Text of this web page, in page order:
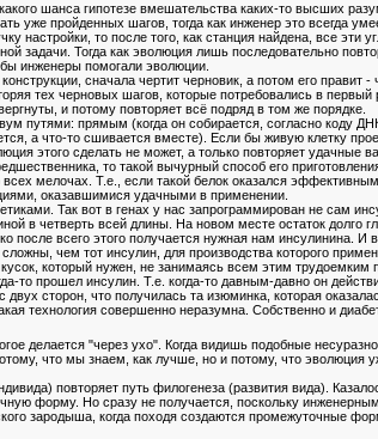
шанса гипотезе вмешательства каких-то высших
уже пройденных шагов, тогда как инженер это всегда
настройки, то после того, как станция найдена, все эти
задачи. Тогда как эволюция лишь последовательно
инженеры помогали эволюции.
сначала чертит черновик, а потом его правит -
тех черновых шагов, которые потребовались в
и потому повторяет всё подряд в том же порядке.
путями: прямым (когда он собирается, согласно коду
а что-то сшивается вместе). Если бы живую клетку
этого сделать не может, а только повторяет удачные
то такой вычурный способ его
мелочах. Т.е., если такой белок оказался
оказавшимися удачными в применении.
Так вот в генах у нас запрограммирован не сам
в четверть всей длины. На новом месте остаток долго
всего этого получается нужная нам инсулинина. И
чем тот инсулин, для производства которого
который нужен, не занимаясь всем этим трудоемким
то прошел инсулин. Т.е. когда-то давным-давно он
сторон, что получилась та изюминка, которая
технология совершенно неразумна. Собственно и
делается "через ухо". Когда видишь подобные
что мы знаем, как лучше, но и потому, что
повторяет путь филогенеза (развития вида).
форму. Но сразу не получается, поскольку
зародыша, когда походя создаются промежуточные